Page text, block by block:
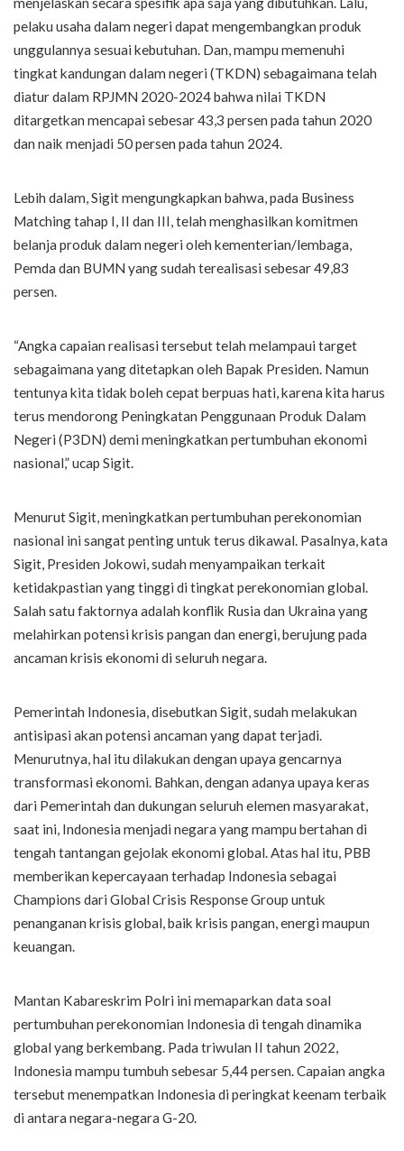
pelaku usaha dalam negeri dapat mengembangkan produk
unggulannya sesuai kebutuhan. Dan, mampu memenuhi
tingkat kandungan dalam negeri (TKDN) sebagaimana telah
diatur dalam RPJMN 2020-2024 bahwa nilai TKDN
ditargetkan mencapai sebesar 43,3 persen pada tahun 2020
dan naik menjadi 50 persen pada tahun 2024.
Lebih dalam, Sigit mengungkapkan bahwa, pada Business
Matching tahap I, II dan III, telah menghasilkan komitmen
belanja produk dalam negeri oleh kementerian/lembaga,
Pemda dan BUMN yang sudah terealisasi sebesar 49,83
persen.
“Angka capaian realisasi tersebut telah melampaui target
sebagaimana yang ditetapkan oleh Bapak Presiden. Namun
tentunya kita tidak boleh cepat berpuas hati, karena kita harus
terus mendorong Peningkatan Penggunaan Produk Dalam
Negeri (P3DN) demi meningkatkan pertumbuhan ekonomi
nasional,” ucap Sigit.
Menurut Sigit, meningkatkan pertumbuhan perekonomian
nasional ini sangat penting untuk terus dikawal. Pasalnya, kata
Sigit, Presiden Jokowi, sudah menyampaikan terkait
ketidakpastian yang tinggi di tingkat perekonomian global.
Salah satu faktornya adalah konflik Rusia dan Ukraina yang
melahirkan potensi krisis pangan dan energi, berujung pada
ancaman krisis ekonomi di seluruh negara.
Pemerintah Indonesia, disebutkan Sigit, sudah melakukan
antisipasi akan potensi ancaman yang dapat terjadi.
Menurutnya, hal itu dilakukan dengan upaya gencarnya
transformasi ekonomi. Bahkan, dengan adanya upaya keras
dari Pemerintah dan dukungan seluruh elemen masyarakat,
saat ini, Indonesia menjadi negara yang mampu bertahan di
tengah tantangan gejolak ekonomi global. Atas hal itu, PBB
memberikan kepercayaan terhadap Indonesia sebagai
Champions dari Global Crisis Response Group untuk
penanganan krisis global, baik krisis pangan, energi maupun
keuangan.
Mantan Kabareskrim Polri ini memaparkan data soal
pertumbuhan perekonomian Indonesia di tengah dinamika
global yang berkembang. Pada triwulan II tahun 2022,
Indonesia mampu tumbuh sebesar 5,44 persen. Capaian angka
tersebut menempatkan Indonesia di peringkat keenam terbaik
di antara negara-negara G-20.